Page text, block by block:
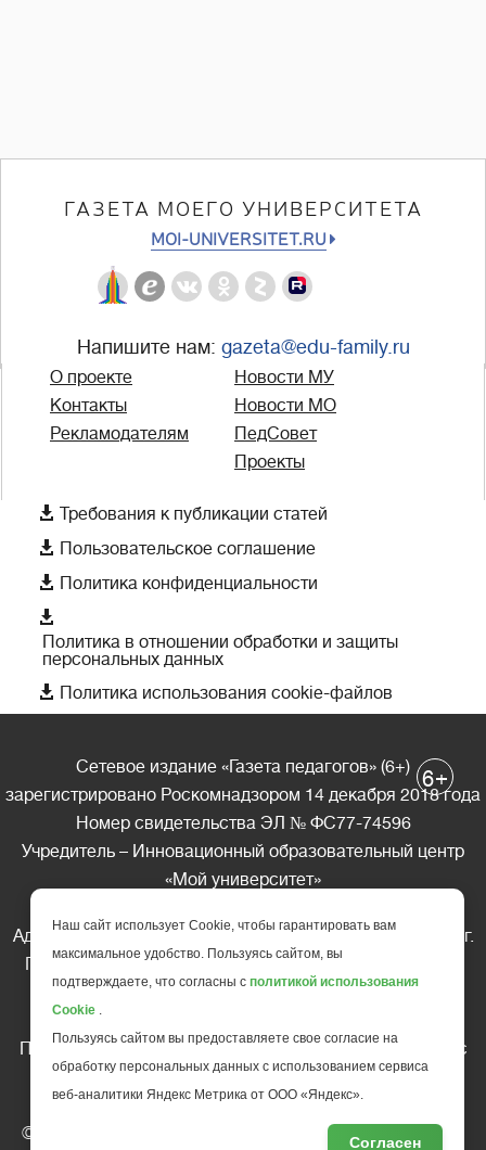
ГАЗЕТА МОЕГО УНИВЕРСИТЕТА
MOI-UNIVERSITET.RU
Напишите нам: gazeta@edu-family.ru
О проекте
Контакты
Рекламодателям
Новости МУ
Новости МО
ПедСовет
Проекты
 Требования к публикации статей
 Пользовательское соглашение
 Политика конфиденциальности

Политика в отношении обработки и защиты
персональных данных
 Политика использования cookie-файлов
Сетевое издание «Газета педагогов» (6+)
зарегистрировано Роскомнадзором 14 декабря 2018 года
Номер свидетельства ЭЛ № ФС77-74596
Учредитель – Инновационный образовательный центр
«Мой университет»
Адрес редакции: 185035 Россия, Республика Карелия, г.
Петрозаводск, ул. Фридриха Энгельса д.10, офис 211
Телефон редакции: +7 (499) 685-10-45
Перепечатка материалов газеты допускается только c
письменного разрешения редакции
Ссылка на «Газету педагогов» обязательна.
© АНО ДПО "Инновационный образовательный центр
6+
Наш сайт использует Cookie, чтобы гарантировать вам
максимальное удобство. Пользуясь сайтом, вы
подтверждаете, что согласны с политикой использования
Cookie .
Пользуясь сайтом вы предоставляете свое согласие на
обработку персональных данных с использованием сервиса
веб-аналитики Яндекс Метрика от ООО «Яндекс».
Согласен